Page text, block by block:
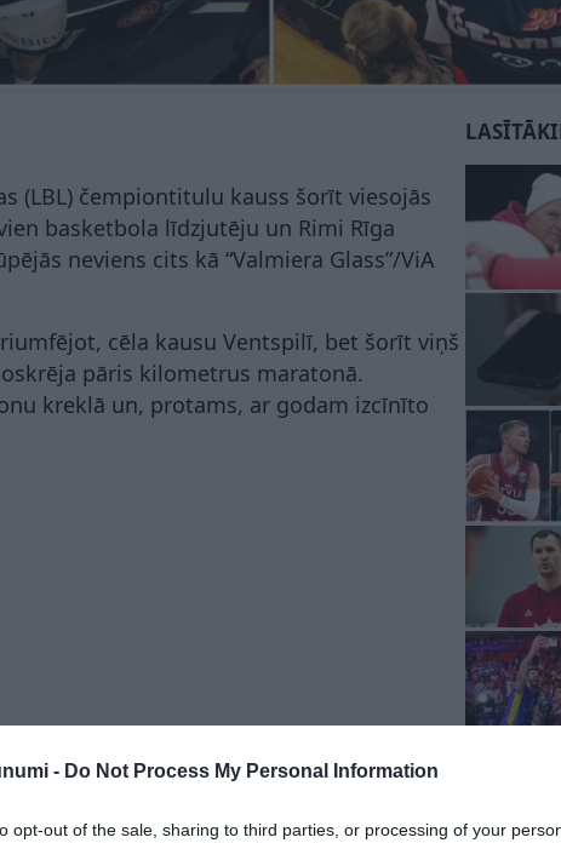
- Do Not Process My Personal Information
opt-out of the sale, sharing to third parties, or processing of your
(LBL) čempiontitulu kauss šorīt viesojās
basketbola līdzjutēju un Rimi Rīga
neviens cits kā “Valmiera Glass”/ViA
cēla kausu Ventspilī, bet šorīt viņš
pāris kilometrus maratonā.
kreklā un, protams, ar godam izcīnīto